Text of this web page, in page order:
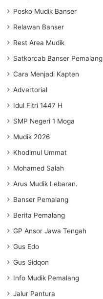
Posko Mudik Banser
Relawan Banser
Rest Area Mudik
Satkorcab Banser Pemalang
Cara Menjadi Kapten
Advertorial
Idul Fitri 1447 H
SMP Negeri 1 Moga
Mudik 2026
Khodimul Ummat
Mohamed Salah
Arus Mudik Lebaran.
Banser Pemalang
Berita Pemalang
GP Ansor Jawa Tengah
Gus Edo
Gus Sidqon
Info Mudik Pemalang
Jalur Pantura